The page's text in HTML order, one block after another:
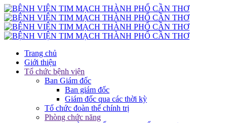
Trang chủ
Giới thiệu
Tổ chức bệnh viện
Ban Giám đốc
Ban giám đốc
Giám đốc qua các thời kỳ
Tổ chức đoàn thể chính trị
Phòng chức năng